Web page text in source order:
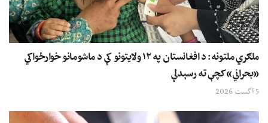
ملګري ملتونه: د افغانستان په ۱۲ ولایتونو کې د ماشومانو خوارځواکي
«بحراني» کچې ته رسېدلې
5 اگست 2026